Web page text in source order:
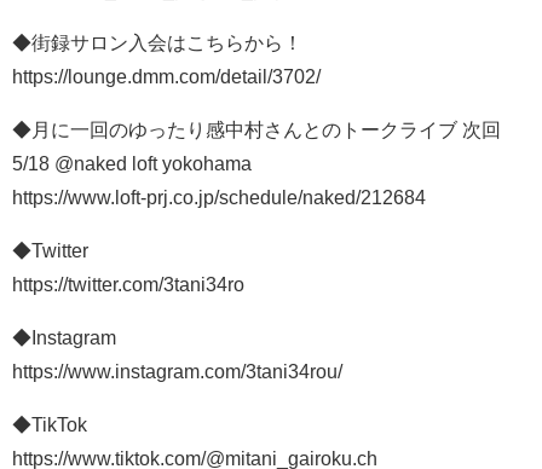
◆街録サロン入会はこちらから！
https://lounge.dmm.com/detail/3702/
◆月に一回のゆったり感中村さんとのトークライブ 次回
5/18 @naked loft yokohama
https://www.loft-prj.co.jp/schedule/naked/212684
◆Twitter
https://twitter.com/3tani34ro
◆Instagram
https://www.instagram.com/3tani34rou/
◆TikTok
https://www.tiktok.com/@mitani_gairoku.ch